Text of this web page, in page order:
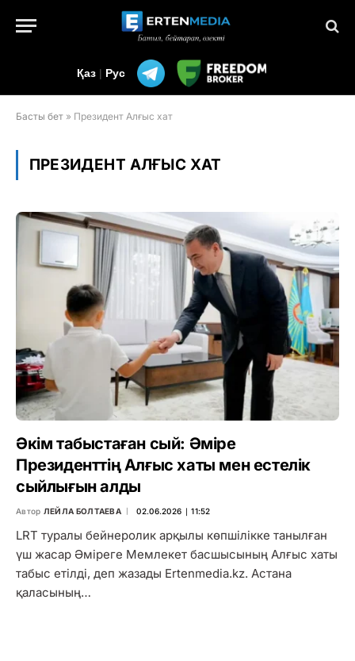
Қаз | Рус
Басты бет » Президент Алғыс хат
ПРЕЗИДЕНТ АЛҒЫС ХАТ
Әкім табыстаған сый: Әміре
Президенттің Алғыс хаты мен естелік
сыйлығын алды
Автор ЛЕЙЛА БОЛТАЕВА 02.06.2026 ∣ 11:52
LRT туралы бейнеролик арқылы көпшілікке танылған
үш жасар Әміреге Мемлекет басшысының Алғыс хаты
табыс етілді, деп жазады Ertenmedia.kz. Астана
қаласының…